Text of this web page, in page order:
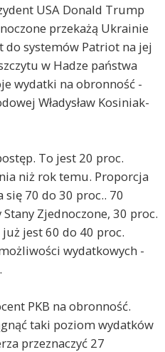
USA Donald Trump
przekażą Ukrainie
systemów Patriot na jej
w Hadze państwa
wydatki na obronność -
Władysław Kosiniak-
To jest 20 proc.
niż rok temu. Proporcja
się 70 do 30 proc.. 70
Zjednoczone, 30 proc.
jest 60 do 40 proc.
wydatkowych -
PKB na obronność.
taki poziom wydatków
przeznaczyć 27